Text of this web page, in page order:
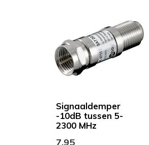
Signaaldemper
-10dB tussen 5-
2300 MHz
7,95